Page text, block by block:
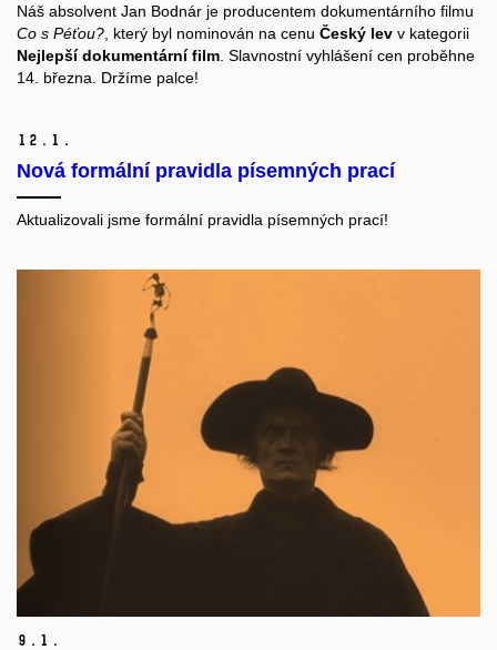
Náš absolvent Jan Bodnár je producentem dokumentárního filmu
Co s Péťou? , který byl nominován na cenu Český lev v kategorii
Nejlepší dokumentární film . Slavnostní vyhlášení cen proběhne
14. března. Držíme palce!
12. 1.
Nová formální pravidla písemných prací
Aktualizovali jsme formální pravidla písemných prací!
9. 1.